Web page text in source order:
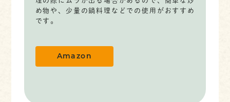
め物や、少量の鍋料理などでの使用がおすすめ
です。
Amazon